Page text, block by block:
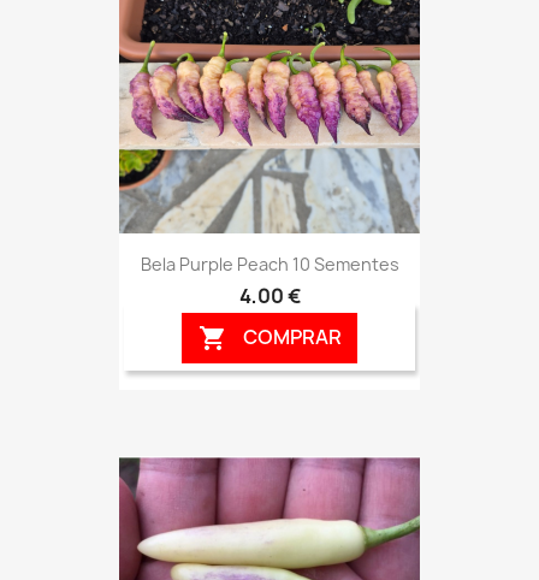
Bela Purple Peach 10 Sementes
4,00 €
 COMPRAR